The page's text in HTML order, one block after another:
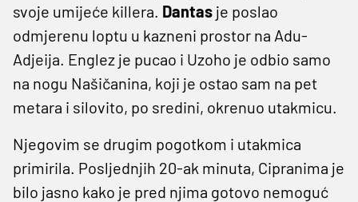
svoje umijeće killera. Dantas je poslao
odmjerenu loptu u kazneni prostor na Adu-
Adjeija. Englez je pucao i Uzoho je odbio samo
na nogu Našičanina, koji je ostao sam na pet
metara i silovito, po sredini, okrenuo utakmicu.
Njegovim se drugim pogotkom i utakmica
primirila. Posljednjih 20-ak minuta, Cipranima je
bilo jasno kako je pred njima gotovo nemoguć